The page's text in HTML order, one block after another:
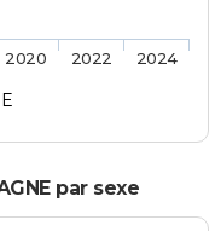
2020 2022 2024
par sexe